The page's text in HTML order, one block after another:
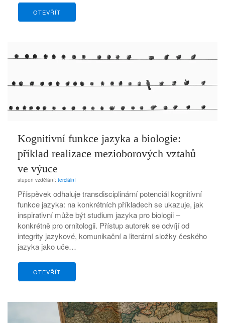
OTEVŘÍT
Kognitivní funkce jazyka a biologie:
příklad realizace mezioborových vztahů
ve výuce
stupeň vzdělání: terciální
Příspěvek odhaluje transdisciplinární potenciál kognitivní
funkce jazyka: na konkrétních příkladech se ukazuje, jak
inspirativní může být studium jazyka pro biologii ‒
konkrétně pro ornitologii. Přístup autorek se odvíjí od
integrity jazykové, komunikační a literární složky českého
jazyka jako uče…
OTEVŘÍT